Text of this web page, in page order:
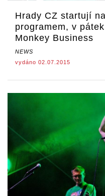
Hrady CZ startují
programem, v
Monkey Business
NEWS
vydáno 02.07.2015